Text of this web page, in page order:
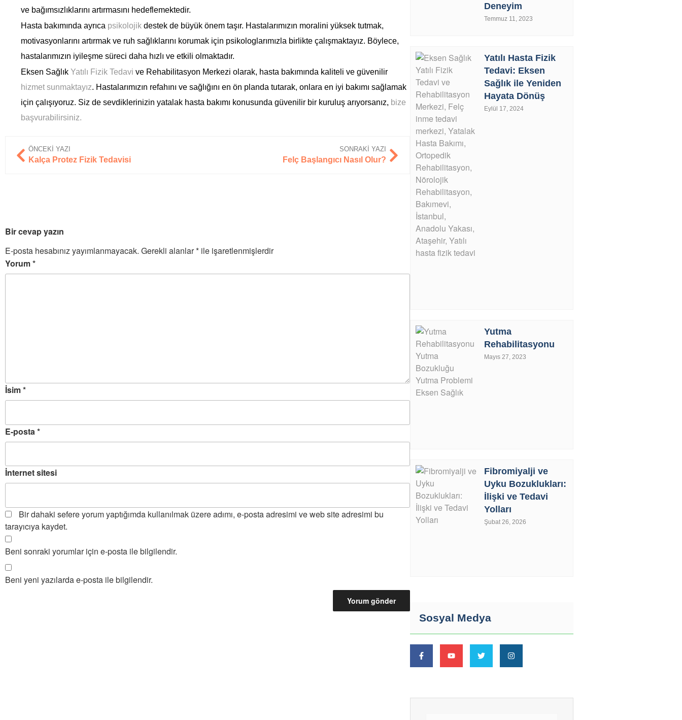
ve bağımsızlıklarını artırmasını hedeflemektedir.
Hasta bakımında ayrıca psikolojik destek de büyük önem taşır. Hastalarımızın moralini yüksek tutmak,
motivasyonlarını artırmak ve ruh sağlıklarını korumak için psikologlarımızla birlikte çalışmaktayız. Böylece,
hastalarımızın iyileşme süreci daha hızlı ve etkili olmaktadır.
Eksen Sağlık Yatılı Fizik Tedavi ve Rehabilitasyon Merkezi olarak, hasta bakımında kaliteli ve güvenilir
hizmet sunmaktayız. Hastalarımızın refahını ve sağlığını en ön planda tutarak, onlara en iyi bakımı sağlamak
için çalışıyoruz. Siz de sevdiklerinizin yatalak hasta bakımı konusunda güvenilir bir kuruluş arıyorsanız, bize
başvurabilirsiniz.
ÖNCEKI YAZI
Kalça Protez Fizik Tedavisi
SONRAKI YAZI
Felç Başlangıcı Nasıl Olur?
Bir cevap yazın
E-posta hesabınız yayımlanmayacak. Gerekli alanlar* ile işaretlenmişlerdir
Yorum*
İsim*
E-posta*
İnternet sitesi
Bir dahaki sefere yorum yaptığımda kullanılmak üzere adımı, e-posta adresimi ve web site adresimi bu
tarayıcıya kaydet.
Beni sonraki yorumlar için e-posta ile bilgilendir.
Beni yeni yazılarda e-posta ile bilgilendir.
Deneyim
Temmuz 11, 2023
Yatılı Hasta Fizik
Tedavi: Eksen
Sağlık ile Yeniden
Hayata Dönüş
Eylül 17, 2024
Yutma
Rehabilitasyonu
Mayıs 27, 2023
Fibromiyalji ve
Uyku Bozuklukları:
İlişki ve Tedavi
Yolları
Şubat 26, 2026
Sosyal Medya